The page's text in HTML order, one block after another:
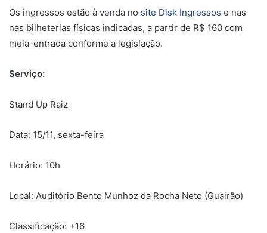
Os ingressos estão à venda no site Disk Ingressos e nas
nas bilheterias físicas indicadas, a partir de R$ 160 com
meia-entrada conforme a legislação.
Serviço:
Stand Up Raiz
Data: 15/11, sexta-feira
Horário: 10h
Local: Auditório Bento Munhoz da Rocha Neto (Guairão)
Classificação: +16